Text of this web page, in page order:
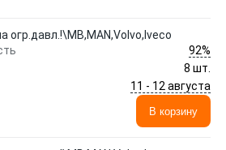
огр.давл.!\MB,MAN,Volvo,Iveco
92%
8 шт.
11 - 12 августа
В корзину